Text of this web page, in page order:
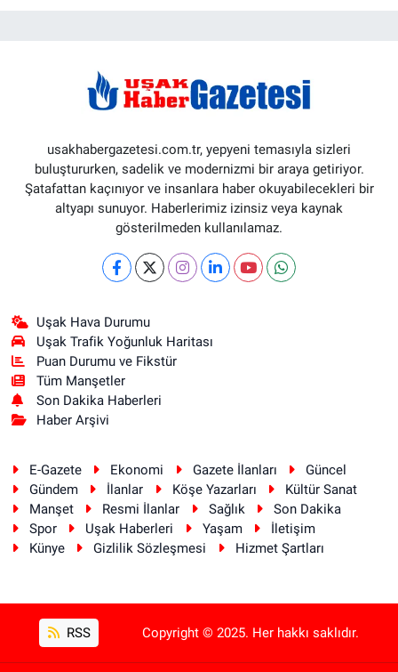
usakhabergazetesi.com.tr, yepyeni temasıyla sizleri
buluştururken, sadelik ve modernizmi bir araya getiriyor.
Şatafattan kaçınıyor ve insanlara haber okuyabilecekleri bir
altyapı sunuyor. Haberlerimiz izinsiz veya kaynak
gösterilmeden kullanılamaz.
Uşak Hava Durumu
Uşak Trafik Yoğunluk Haritası
Puan Durumu ve Fikstür
Tüm Manşetler
Son Dakika Haberleri
Haber Arşivi
E-Gazete Ekonomi Gazete İlanları
Güncel
Gündem
İlanlar Köşe Yazarları
Kültür Sanat
Manşet
Resmi İlanlar Sağlık
Son Dakika
Spor
Uşak Haberleri Yaşam
İletişim
Künye
Gizlilik Sözleşmesi Hizmet Şartları
RSS Copyright © 2025. Her hakkı saklıdır.